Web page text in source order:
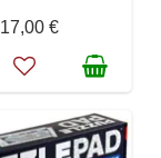
17,00 €